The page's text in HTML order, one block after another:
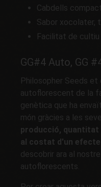
Cabdells
Sabor xocolater,
Facilitat de
GG#4 Auto, GG
Philosopher Seeds et
autoflorescent de la
genètica que ha
món gràcies a les
producció, quantitat
al costat d'un
descobrir ara al
autoflorescents.